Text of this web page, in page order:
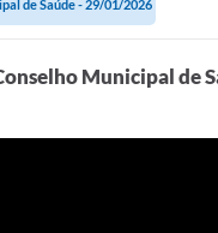
de Saúde - 29/01/2026
Municipal de